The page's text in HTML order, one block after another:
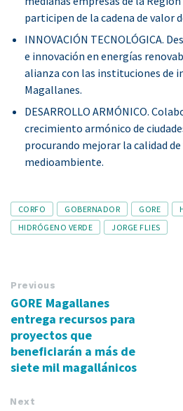
participen de la cadena de valor
INNOVACIÓN TECNOLÓGICA.
e innovación en energías
alianza con las instituciones de
Magallanes.
DESARROLLO ARMÓNICO.
crecimiento armónico de
procurando mejorar la calidad
medioambiente.
Tags
CORFO GOBERNADOR GORE
HIDRÓGENO VERDE
JORGE FLIES
Previous
GORE Magallanes
entrega recursos para
proyectos que
beneficiarán a más de
siete mil magallánicos
Next